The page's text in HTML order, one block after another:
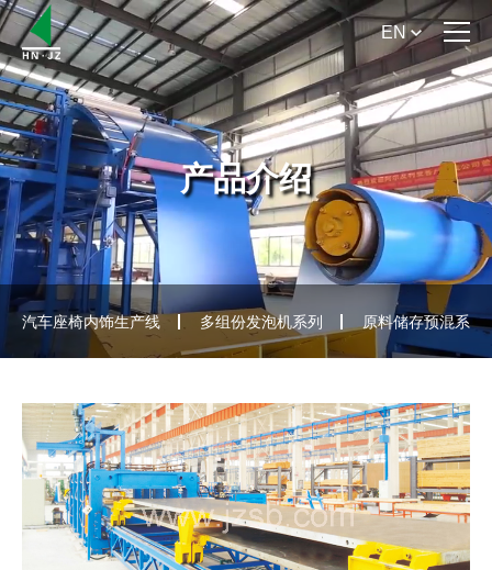
首 页
关于我们
产品介绍
产品手册下载
新闻资讯
联系我们
EN
产品介绍
汽车座椅内饰生产线 多组份发泡机系列 原料储存预混系列